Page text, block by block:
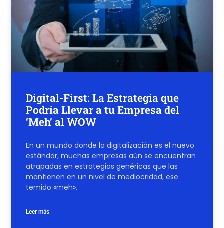
Digital-First: La Estrategia que
Podría Llevar a tu Empresa del
‘Meh’ al WOW
En un mundo donde la digitalización es el nuevo
estándar, muchas empresas aún se encuentran
atrapadas en estrategias genéricas que las
mantienen en un nivel de mediocridad, ese
temido «meh».
Leer más